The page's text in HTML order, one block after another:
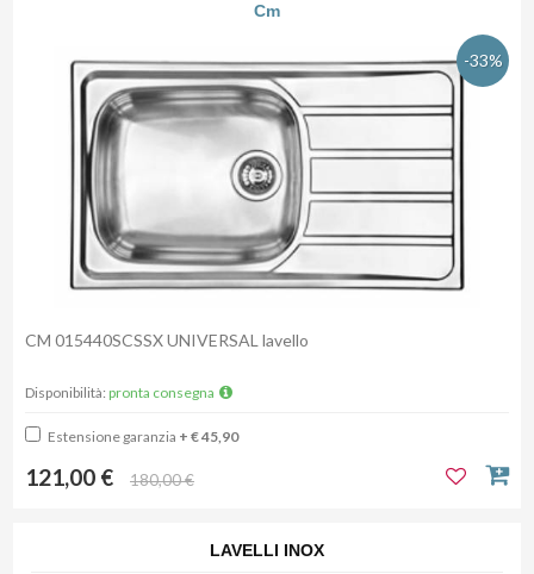
Cm
-33%
CM 015440SCSSX UNIVERSAL lavello
Disponibilità: pronta consegna
Estensione garanzia + € 45,90
121,00 € 180,00 €
LAVELLI INOX